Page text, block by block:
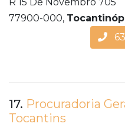
R 15 De Novembro 705
77900-000,
17. Procuradoria
Tocantins